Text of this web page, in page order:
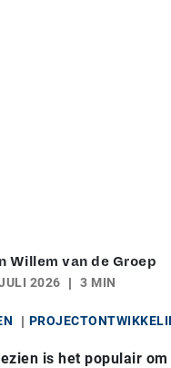
Willem van de Groep
2026
3 MIN
is het populair